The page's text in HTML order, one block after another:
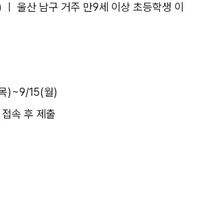
ㅣ 울산 남구 거주 만9세 이상 초등학생 이
)~9/15(월)
속 후 제출